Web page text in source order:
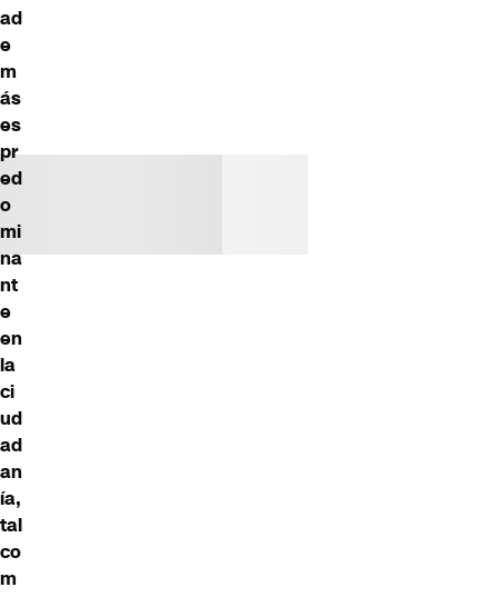
ad
e
m
ás
es
pr
ed
o
mi
na
nt
e
en
la
ci
ud
ad
an
ía,
tal
co
m